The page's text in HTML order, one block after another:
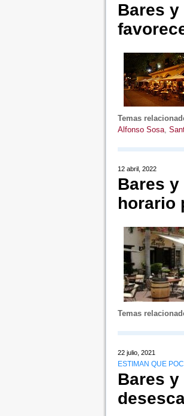
Bares y
Temas
Alfonso Sosa,
12 abril, 2022
Bares
horario
Temas
22 julio, 2021
ESTIMAN QUE
Bares